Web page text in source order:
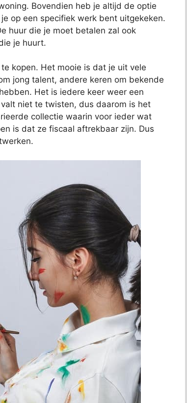
Bovendien heb je altijd de optie
op een specifiek werk bent uitgekeken.
huur die je moet betalen zal ook
je huurt.
kopen. Het mooie is dat je uit vele
jong talent, andere keren om bekende
Het is iedere keer weer een
niet te twisten, dus daarom is het
collectie waarin voor ieder wat
is dat ze fiscaal aftrekbaar zijn. Dus